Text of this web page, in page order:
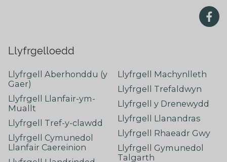
Llyfrgelloedd
Llyfrgell Aberhonddu (y
Gaer)
Llyfrgell Llanfair-ym-
Muallt
Llyfrgell Tref-y-clawdd
Llyfrgell Cymunedol
Llanfair Caereinion
Llyfrgell Machynlleth
Llyfrgell Trefaldwyn
Llyfrgell y Drenewydd
Llyfrgell Llanandras
Llyfrgell Rhaeadr Gwy
Llyfrgell Gymunedol
Talgarth